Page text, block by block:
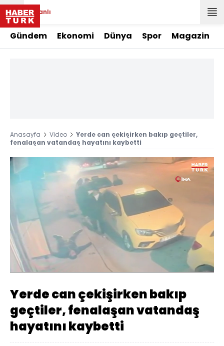
Canlı
Gündem Ekonomi Dünya Spor Magazin
Anasayfa Video
Yerde can çekişirken bakıp geçtiler,
fenalaşan vatandaş hayatını kaybetti
Aç
Yüklendi
20.00%
Oynatma
Hızı
Yerde can çekişirken bakıp
geçtiler, fenalaşan vatandaş
hayatını kaybetti